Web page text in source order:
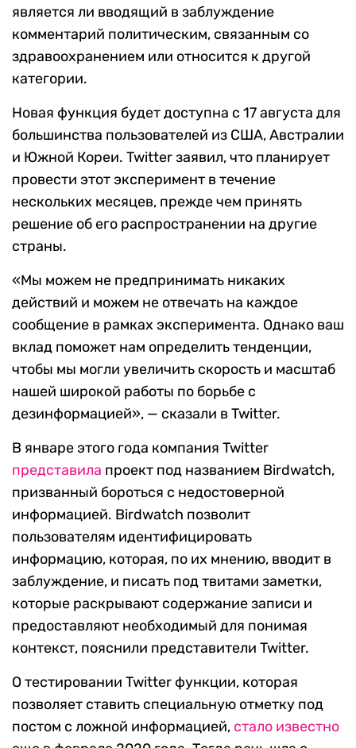
является ли вводящий в заблуждение
комментарий политическим, связанным со
здравоохранением или относится к другой
категории.
Новая функция будет доступна с 17 августа для
большинства пользователей из США, Австралии
и Южной Кореи. Twitter заявил, что планирует
провести этот эксперимент в течение
нескольких месяцев, прежде чем принять
решение об его распространении на другие
страны.
«Мы можем не предпринимать никаких
действий и можем не отвечать на каждое
сообщение в рамках эксперимента. Однако ваш
вклад поможет нам определить тенденции,
чтобы мы могли увеличить скорость и масштаб
нашей широкой работы по борьбе с
дезинформацией», — сказали в Twitter.
В январе этого года компания Twitter
представила проект под названием Birdwatch,
призванный бороться с недостоверной
информацией. Birdwatch позволит
пользователям идентифицировать
информацию, которая, по их мнению, вводит в
заблуждение, и писать под твитами заметки,
которые раскрывают содержание записи и
предоставляют необходимый для понимая
контекст, пояснили представители Twitter.
О тестировании Twitter функции, которая
позволяет ставить специальную отметку под
постом с ложной информацией, стало известно